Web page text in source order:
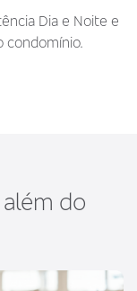
Dia e Noite e
condomínio.
do